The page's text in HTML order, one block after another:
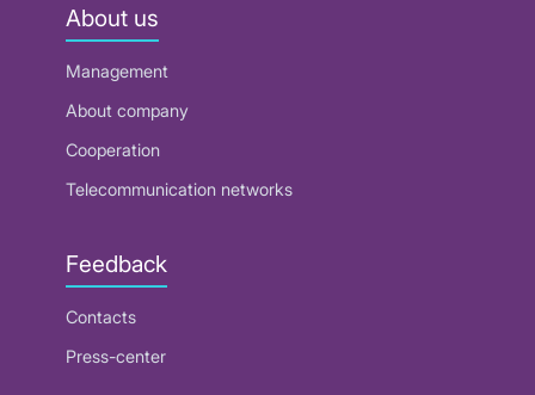
About us
Management
About company
Cooperation
Telecommunication networks
Feedback
Contacts
Press-center